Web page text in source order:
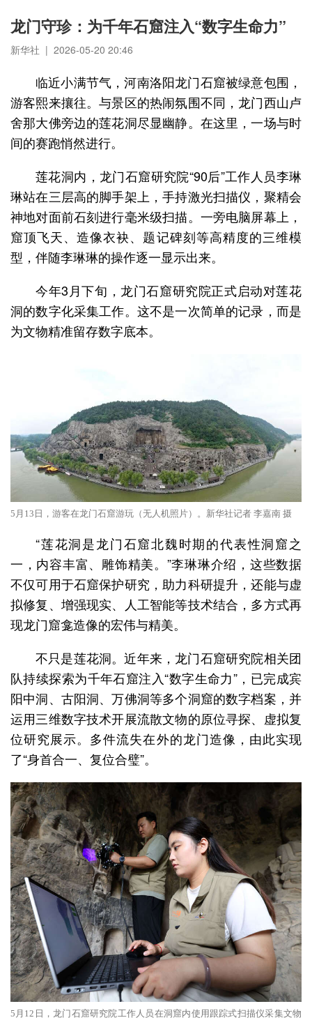
龙门守珍：为千年石窟注入“数字生命力”
新华社 | 2026-05-20 20:46
临近小满节气，河南洛阳龙门石窟被绿意包围，
游客熙来攘往。与景区的热闹氛围不同，龙门西山卢
舍那大佛旁边的莲花洞尽显幽静。在这里，一场与时
间的赛跑悄然进行。
莲花洞内，龙门石窟研究院“90后”工作人员李琳
琳站在三层高的脚手架上，手持激光扫描仪，聚精会
神地对面前石刻进行毫米级扫描。一旁电脑屏幕上，
窟顶飞天、造像衣袂、题记碑刻等高精度的三维模
型，伴随李琳琳的操作逐一显示出来。
今年3月下旬，龙门石窟研究院正式启动对莲花
洞的数字化采集工作。这不是一次简单的记录，而是
为文物精准留存数字底本。
5月13日，游客在龙门石窟游玩（无人机照片）。新华社记者 李嘉南 摄
“莲花洞是龙门石窟北魏时期的代表性洞窟之
一，内容丰富、雕饰精美。”李琳琳介绍，这些数据
不仅可用于石窟保护研究，助力科研提升，还能与虚
拟修复、增强现实、人工智能等技术结合，多方式再
现龙门窟龛造像的宏伟与精美。
不只是莲花洞。近年来，龙门石窟研究院相关团
队持续探索为千年石窟注入“数字生命力”，已完成宾
阳中洞、古阳洞、万佛洞等多个洞窟的数字档案，并
运用三维数字技术开展流散文物的原位寻探、虚拟复
位研究展示。多件流失在外的龙门造像，由此实现
了“身首合一、复位合璧”。
5月12日，龙门石窟研究院工作人员在洞窟内使用跟踪式扫描仪采集文物